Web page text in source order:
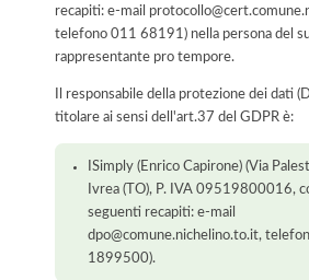
recapiti: e-mail
telefono 011 68191) nella persona del
rappresentante pro tempore.
Il responsabile della protezione dei dati
titolare ai sensi dell'art.37 del GDPR è:
ISimply (Enrico Capirone) (Via
Ivrea (TO), P. IVA 09519800016,
seguenti recapiti: e-mail
dpo@comune.nichelino.to.it,
1899500).